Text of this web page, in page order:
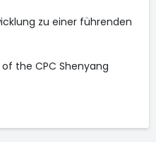
zu einer führenden
the CPC Shenyang